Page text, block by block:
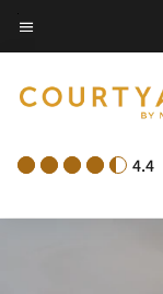
Skip
to
content
菜单文本
4.4